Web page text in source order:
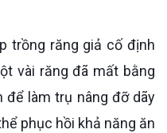
trồng răng giả cố định
vài răng đã mất bằng
làm trụ nâng đỡ dãy
phục hồi khả năng ăn